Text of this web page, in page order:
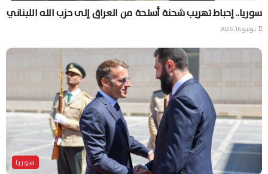
سوريا.. إحباط تهريب شحنة أسلحة من العراق إلى حزب الله اللبناني
يوليو 16, 2026
سوريا